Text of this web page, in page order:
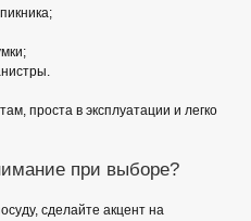
проста в эксплуатации и легко
при выборе?
сделайте акцент на